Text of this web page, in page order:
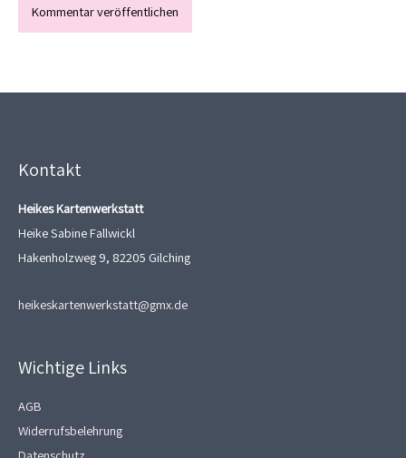
Kontakt
Heikes Kartenwerkstatt
Heike Sabine Fallwickl
Hakenholzweg 9, 82205 Gilching
heikeskartenwerkstatt@gmx.de
Wichtige Links
AGB
Widerrufsbelehrung